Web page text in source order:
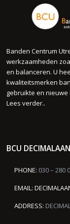
Banden Centrum
werkzaamheden
en balanceren. U
kwaliteitsmerken
gebruikte en nieuwe
Lees verder..
BCU DECIMALAAN
PHONE: 030 – 280
EMAIL:
ADDRESS: